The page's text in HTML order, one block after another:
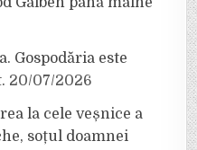
Gospodăria este
20/07/2026
la cele veșnice a
soțul doamnei